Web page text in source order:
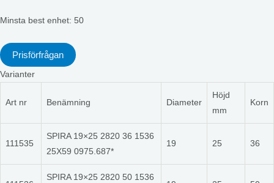
Minsta best enhet: 50
Prisförfrågan
Varianter
Art nr Benämning Diameter
Höjd
mm
Korn
111535
SPIRA 19×25 2820 36 1536
25X59 0975.687*
19 25 36
SPIRA 19×25 2820 50 1536